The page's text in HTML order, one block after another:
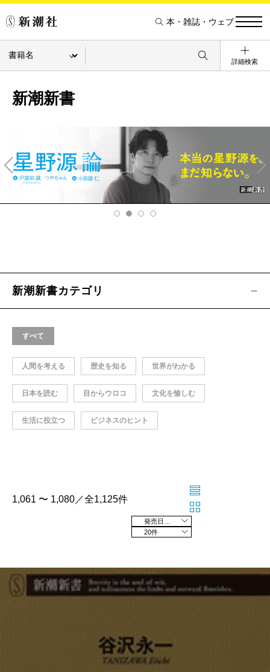
本・雑誌・ウェブ
詳細検索
新潮新書
v
Ne
xt
新潮新書カテゴリ
すべて
人間を考える 歴史を知る 世界がわかる
日本を読む 目からウロコ 文化を愉しむ
生活に役立つ ビジネスのヒント
1,061 〜 1,080／全1,125件
20件